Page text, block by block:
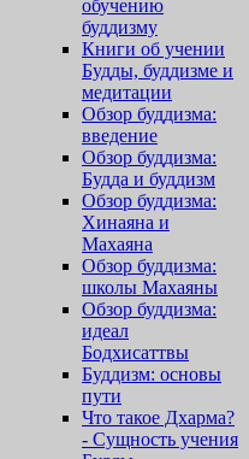
обучению
буддизму
Книги об учении
Будды, буддизме и
медитации
Обзор буддизма:
введение
Обзор буддизма:
Будда и буддизм
Обзор буддизма:
Хинаяна и
Махаяна
Обзор буддизма:
школы Махаяны
Обзор буддизма:
идеал
Бодхисаттвы
Буддизм: основы
пути
Что такое Дхарма?
- Сущность учения